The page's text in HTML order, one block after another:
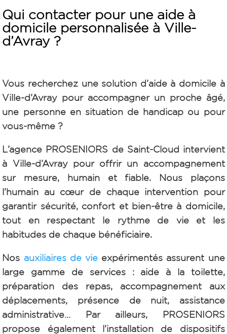
Qui contacter pour une aide à
domicile personnalisée à Ville-
d’Avray ?
Vous recherchez une solution d’aide à domicile à
Ville-d’Avray pour accompagner un proche âgé,
une personne en situation de handicap ou pour
vous-même ?
L’agence PROSENIORS de Saint-Cloud intervient
à Ville-d’Avray pour offrir un accompagnement
sur mesure, humain et fiable. Nous plaçons
l’humain au cœur de chaque intervention pour
garantir sécurité, confort et bien-être à domicile,
tout en respectant le rythme de vie et les
habitudes de chaque bénéficiaire.
Nos auxiliaires de vie expérimentés assurent une
large gamme de services : aide à la toilette,
préparation des repas, accompagnement aux
déplacements, présence de nuit, assistance
administrative… Par ailleurs, PROSENIORS
propose également l’installation de dispositifs